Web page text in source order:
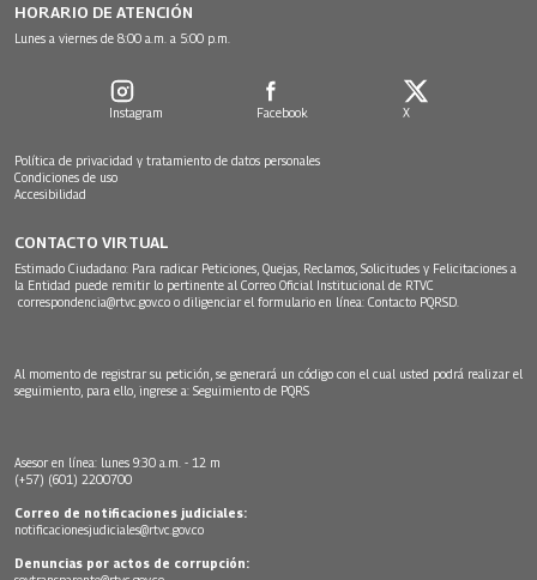
HORARIO DE ATENCIÓN
Lunes a viernes de 8:00 a.m. a 5:00 p.m.
Instagram Facebook X
Política de privacidad y tratamiento de datos personales
Condiciones de uso
Accesibilidad
CONTACTO VIRTUAL
Estimado Ciudadano: Para radicar Peticiones, Quejas, Reclamos, Solicitudes y Felicitaciones a
la Entidad puede remitir lo pertinente al Correo Oficial Institucional de RTVC
correspondencia@rtvc.gov.co o diligenciar el formulario en línea: Contacto PQRSD.
Al momento de registrar su petición, se generará un código con el cual usted podrá realizar el
seguimiento, para ello, ingrese a: Seguimiento de PQRS
Asesor en línea: lunes 9:30 a.m. - 12 m
(+57) (601) 2200700
Correo de notificaciones judiciales:
notificacionesjudiciales@rtvc.gov.co
Denuncias por actos de corrupción: